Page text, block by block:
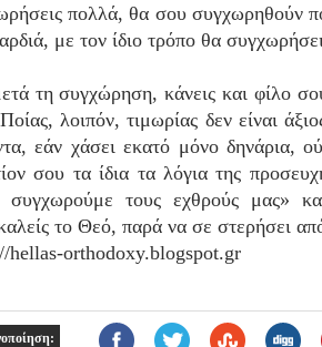
πολλά, θα σου συγχωρηθούν
με τον ίδιο τρόπο θα
τη συγχώρηση, κάνεις και φίλο
λοιπόν, τιμωρίας δεν είναι
εάν χάσει εκατό μόνο δηνάρια,
σου τα ίδια τα λόγια της
συγχωρούμε τους εχθρούς μας»
το Θεό, παρά να σε στερήσει
hellas-orthodoxy.blogspot.gr